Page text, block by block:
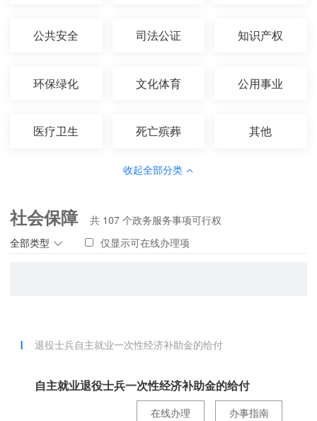
公共安全 司法公证 知识产权
环保绿化 文化体育 公用事业
医疗卫生 死亡殡葬 其他
收起全部分类
社会保障
全部类型
共 107 个政务服务事项可行权
仅显示可在线办理项
退役士兵自主就业一次性经济补助金的给付
自主就业退役士兵一次性经济补助金的给付
办事指南
在线办理